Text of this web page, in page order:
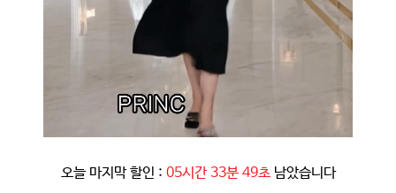
오늘 마지막 할인 : 05시간 33분 45초 남았습니다